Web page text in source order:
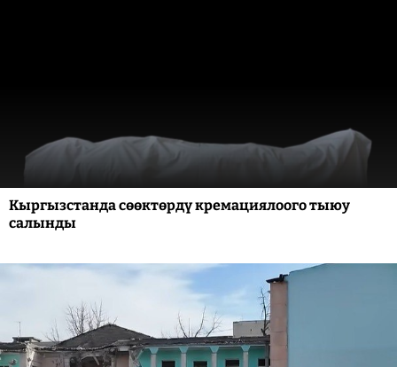
Кыргызстанда сөөктөрдү кремациялоого тыюу
салынды